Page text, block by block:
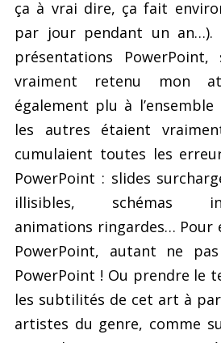
ça à vrai dire, ça fait
par jour pendant un an…).
présentations PowerPoint,
vraiment retenu mon
également plu à
les autres étaient
cumulaient toutes les
PowerPoint : slides
illisibles, schémas
animations ringardes… Pour
PowerPoint, autant ne
PowerPoint ! Ou prendre le
les subtilités de cet art à
artistes du genre, comme